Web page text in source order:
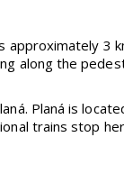
3
along the
Planá is
trains stop